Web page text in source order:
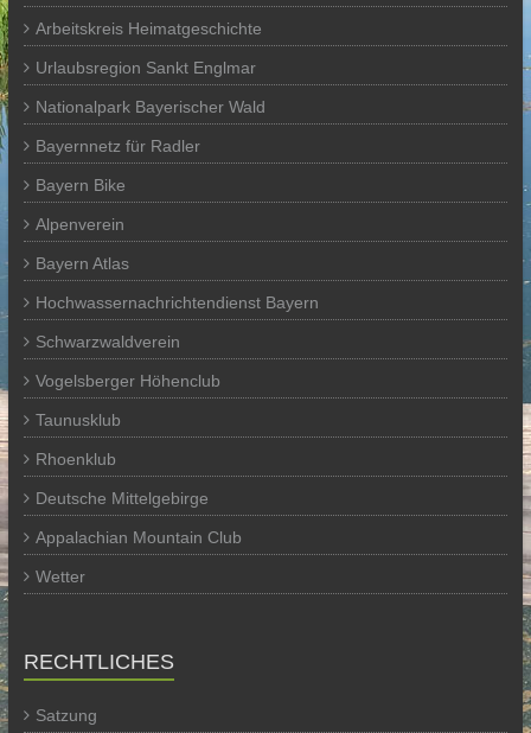
Arbeitskreis Heimatgeschichte
Urlaubsregion Sankt Englmar
Nationalpark Bayerischer Wald
Bayernnetz für Radler
Bayern Bike
Alpenverein
Bayern Atlas
Hochwassernachrichtendienst Bayern
Schwarzwaldverein
Vogelsberger Höhenclub
Taunusklub
Rhoenklub
Deutsche Mittelgebirge
Appalachian Mountain Club
Wetter
RECHTLICHES
Satzung